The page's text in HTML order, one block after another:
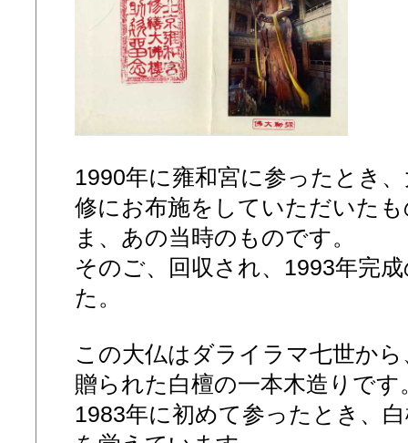
1990年に雍和宮に参ったとき
修にお布施をしていただいた
ま、あの当時のものです。
そのご、回収され、1993年完
た。
この大仏はダライラマ七世か
贈られた白檀の一本木造りです
1983年に初めて参ったとき、